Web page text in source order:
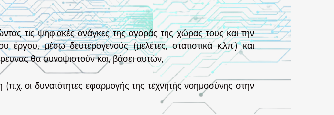
τις ψηφιακές ανάγκες της αγοράς της χώρας τους και την
μέσω δευτερογενούς (μελέτες, στατιστικά κ.λπ.) και
θα συνοψιστούν και, βάσει αυτών,
οι δυνατότητες εφαρμογής της τεχνητής νοημοσύνης στην